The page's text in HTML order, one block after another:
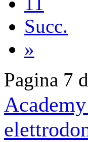
Succ.
»
Pagina 7
Academy